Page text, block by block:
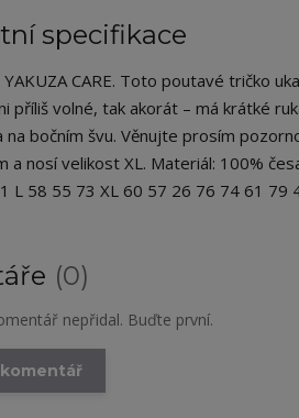
specifikace
CARE. Toto poutavé tričko
příliš volné, tak akorát – má krátké
na bočním švu. Věnujte prosím
a nosí velikost XL. Materiál: 100%
L 58 55 73 XL 60 57 26 76 74 61 79
0
nepřidal. Buďte první.